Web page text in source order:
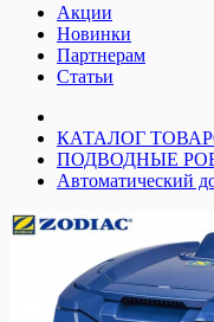
Акции
Новинки
Партнерам
Статьи
КАТАЛОГ
ПОДВОДНЫЕ
Автоматический